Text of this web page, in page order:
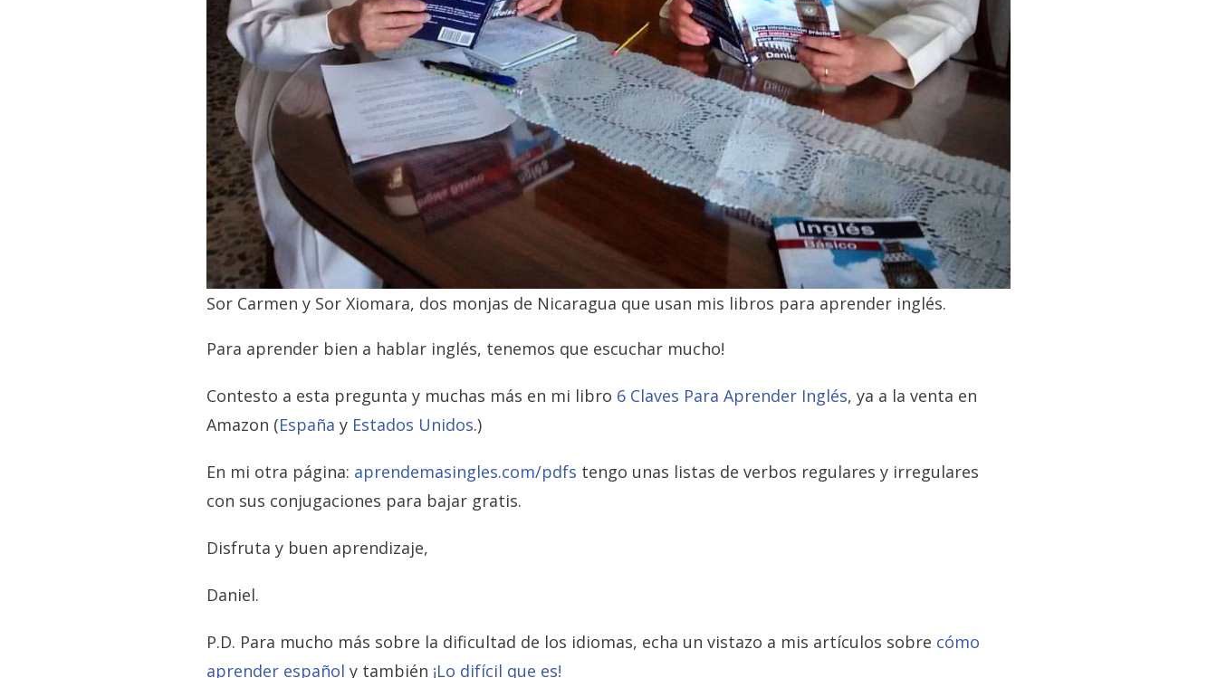
Sor Carmen y Sor Xiomara, dos monjas de Nicaragua que usan mis libros para aprender inglés.
Para aprender bien a hablar inglés, tenemos que escuchar mucho!
Contesto a esta pregunta y muchas más en mi libro 6 Claves Para Aprender Inglés, ya a la venta en
Amazon (España y Estados Unidos.)
En mi otra página: aprendemasingles.com/pdfs tengo unas listas de verbos regulares y irregulares
con sus conjugaciones para bajar gratis.
Disfruta y buen aprendizaje,
Daniel.
P.D. Para mucho más sobre la dificultad de los idiomas, echa un vistazo a mis artículos sobre cómo
aprender español y también ¡Lo difícil que es!